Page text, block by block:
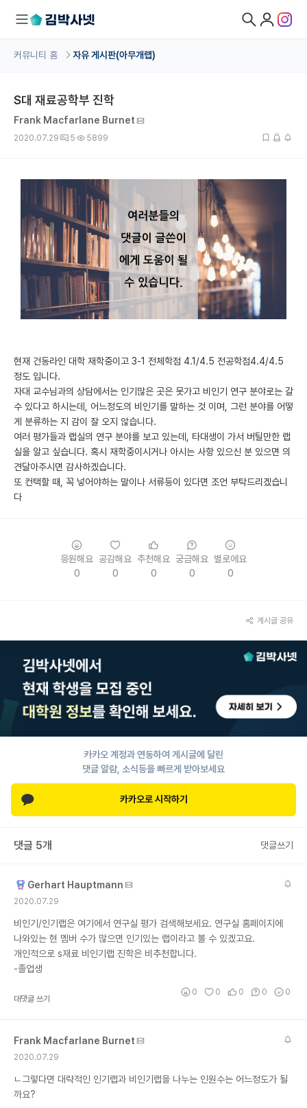
국내대학원 정보
연구실&오픈랩
커리어
유학교육
이벤트
반도체 아카데미
재팬라운지 🌸
커뮤니티 홈 자유 게시판(아무개랩)
S대 재료공학부 진학
Frank Macfarlane Burnet
2020.07.29 5 5899
현재 건동라인 대학 재학중이고 3-1 전체학점 4.1/4.5 전공학점4.4/4.5
정도 입니다.
자대 교수님과의 상담에서는 인기많은 곳은 못가고 비인기 연구 분야로는 갈
수 있다고 하시는데, 어느정도의 비인기를 말하는 것 이며, 그런 분야를 어떻
게 분류하는 지 감이 잘 오지 않습니다.
여러 평가들과 랩실의 연구 분야를 보고 있는데, 타대생이 가서 버틸만한 랩
실을 알고 싶습니다. 혹시 재학중이시거나 아시는 사항 있으신 분 있으면 의
견달아주시면 감사하겠습니다.
또 컨택할 때, 꼭 넣어야하는 말이나 서류등이 있다면 조언 부탁드리겠습니
다
응원해요
0
공감해요
0
추천해요
0
궁금해요
0
별로에요
0
게시글 공유
카카오 계정과 연동하여 게시글에 달린
댓글 알람, 소식등을 빠르게 받아보세요
카카오로 시작하기
댓글 5개 댓글쓰기
Gerhart Hauptmann
2020.07.29
비인기/인기랩은 여기에서 연구실 평가 검색해보세요. 연구실 홈페이지에
나와있는 현 멤버 수가 많으면 인기있는 랩이라고 볼 수 있겠고요.
개인적으로 s재료 비인기랩 진학은 비추천합니다.
-졸업생
대댓글 쓰기
0 0 0 0 0
Frank Macfarlane Burnet
2020.07.29
ㄴ그렇다면 대략적인 인기랩과 비인기랩을 나누는 인원수는 어느정도가 될
까요?